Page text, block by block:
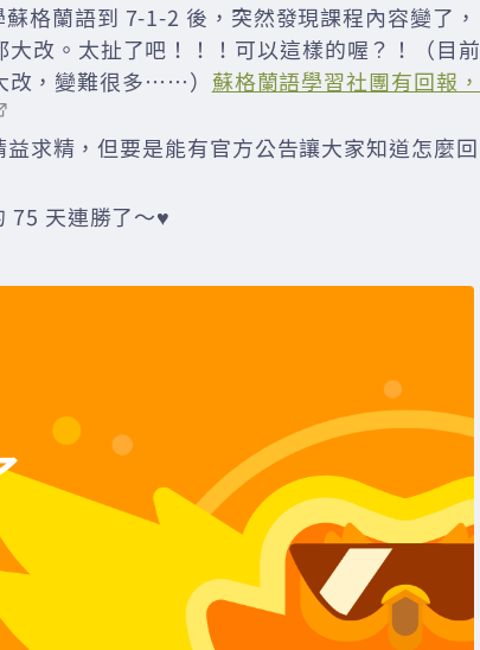
格蘭語到 7-1-2 後，突然發現課程內容變了，
改。太扯了吧！！！可以這樣的喔？！（目前
改，變難很多……） 蘇格蘭語學習社團有回報，
求精，但要是能有官方公告讓大家知道怎麼回
75 天連勝了～♥